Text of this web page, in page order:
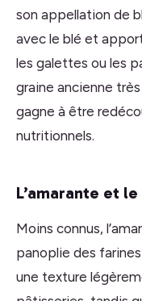
son appellation de
avec le blé et
les galettes ou les
graine ancienne
gagne à être
nutritionnels.
L’amarante et
Moins connus,
panoplie des
une texture